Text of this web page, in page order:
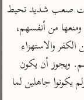
معاصرة
الميسر
المختصر في
التفسير